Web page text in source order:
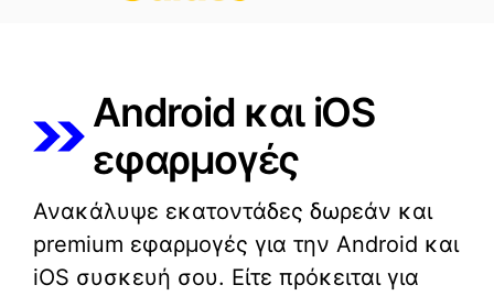
Android και iOS
εφαρμογές
Ανακάλυψε εκατοντάδες δωρεάν και
premium εφαρμογές για την Android και
iOS συσκευή σου. Είτε πρόκειται για